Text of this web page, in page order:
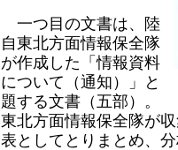
一つ目の文書は、陸
自東北方面情報保全隊
が作成した「情報資料
について（通知）」と
題する文書（五部）。
東北方面情報保全隊が
表としてとりまとめ、